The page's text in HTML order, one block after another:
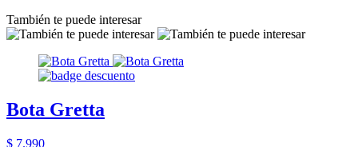
También te puede interesar
Bota Gretta
$ 7.990